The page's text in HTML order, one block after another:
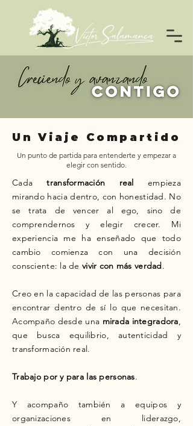
Un Viaje Compartido
Un punto de partida para entenderte y empezar a
elegir con sentido.
Cadatransformación realempieza
mirando hacia dentro, con honestidad. No
se trata de vencer al ego, sino de
comprendernos y elegir crecer. Mi
experiencia me ha enseñado que todo
cambio comienza con una decisión
consciente: la devivir con más verdad.
Creo en la capacidad de las personas para
encontrar dentro de sí lo que necesitan.
Acompaño desde una mirada integradora,
que busca equilibrio, autenticidad y
transformación real.
Trabajo por y para las personas.
Y acompaño también a equipos y
organizaciones en liderazgo,